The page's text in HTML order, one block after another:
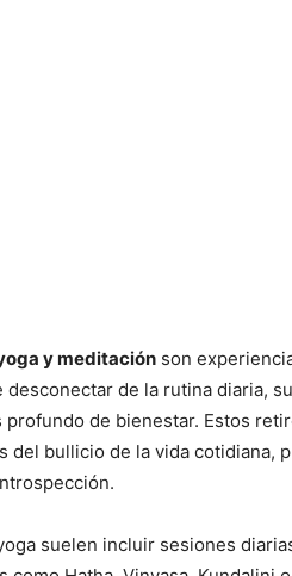
y meditación son
de la rutina diaria,
profundo de bienestar. Estos
del bullicio de la vida cotidiana,
suelen incluir sesiones